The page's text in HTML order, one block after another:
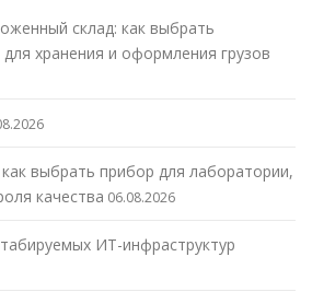
склад: как выбрать
хранения и оформления грузов
выбрать прибор для лаборатории,
качества 06.08.2026
ИТ-инфраструктур